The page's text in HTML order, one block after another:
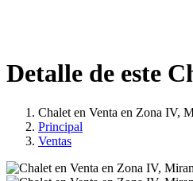
Detalle de este
Chalet en Venta en Zona IV,
Principal
Ventas